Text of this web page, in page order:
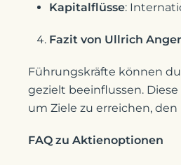
Kapitalflüsse:
Fazit von Ullrich
Führungskräfte können
gezielt beeinflussen.
um Ziele zu erreichen,
FAQ zu Aktienoptionen